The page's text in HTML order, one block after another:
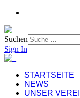
Suchen
Sign In
STARTSEITE
NEWS
UNSER